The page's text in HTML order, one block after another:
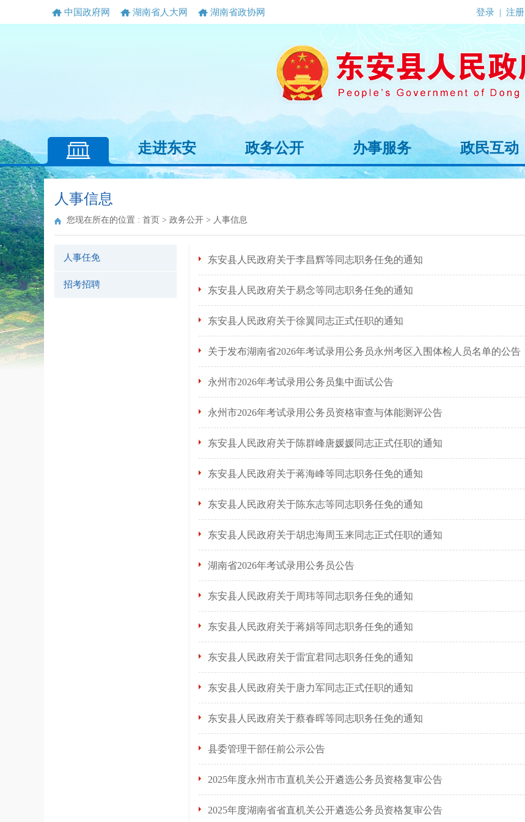
中国政府网 湖南省人大网 湖南省政协网 登录 | 注册
走进东安 政务公开 办事服务 政民互动
人事信息
您现在所在的位置 : 首页 > 政务公开 > 人事信息
人事任免
招考招聘
东安县人民政府关于李昌辉等同志职务任免的通知
东安县人民政府关于易念等同志职务任免的通知
东安县人民政府关于徐翼同志正式任职的通知
关于发布湖南省2026年考试录用公务员永州考区入围体检人员名单的公告
永州市2026年考试录用公务员集中面试公告
永州市2026年考试录用公务员资格审查与体能测评公告
东安县人民政府关于陈群峰唐媛媛同志正式任职的通知
东安县人民政府关于蒋海峰等同志职务任免的通知
东安县人民政府关于陈东志等同志职务任免的通知
东安县人民政府关于胡忠海周玉来同志正式任职的通知
湖南省2026年考试录用公务员公告
东安县人民政府关于周玮等同志职务任免的通知
东安县人民政府关于蒋娟等同志职务任免的通知
东安县人民政府关于雷宜君同志职务任免的通知
东安县人民政府关于唐力军同志正式任职的通知
东安县人民政府关于蔡春晖等同志职务任免的通知
县委管理干部任前公示公告
2025年度永州市市直机关公开遴选公务员资格复审公告
2025年度湖南省省直机关公开遴选公务员资格复审公告